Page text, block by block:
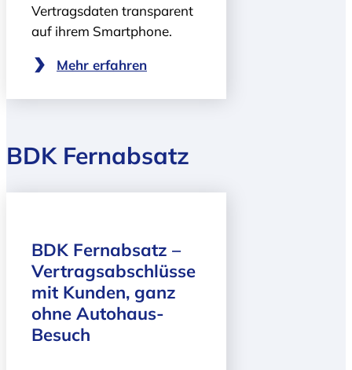
Vertragsdaten transparent
auf ihrem Smartphone.
Mehr erfahren
BDK Fernabsatz
BDK Fernabsatz –
Vertragsabschlüsse
mit Kunden, ganz
ohne Autohaus-
Besuch